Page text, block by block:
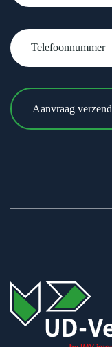
Telefoonnummer